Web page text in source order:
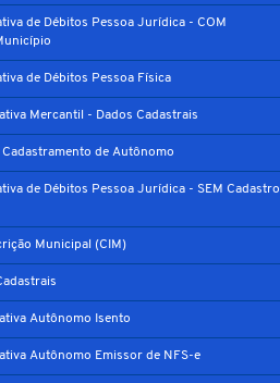
de Débitos Pessoa Jurídica - COM
de Débitos Pessoa Física
Mercantil - Dados Cadastrais
Cadastramento de Autônomo
de Débitos Pessoa Jurídica - SEM Cadastro
Municipal (CIM)
Autônomo Isento
Autônomo Emissor de NFS-e